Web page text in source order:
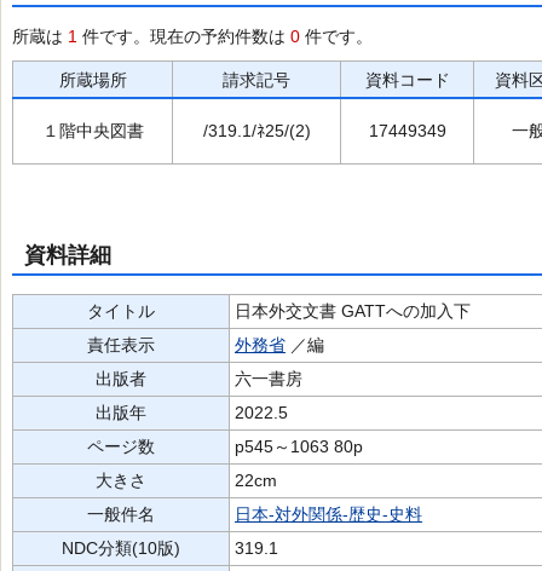
所蔵は 1 件です。現在の予約件数は 0 件です。
所蔵場所 請求記号 資料コード 資料
１階中央図書 /319.1/ﾈ25/(2) 17449349 一
資料詳細
タイトル
日本外交文書 GATTへの加入下
責任表示
外務省 ／編
出版者
六一書房
出版年
2022.5
ページ数
p545～1063 80p
大きさ
22cm
一般件名
日本-対外関係-歴史-史料
NDC分類(10版)
319.1